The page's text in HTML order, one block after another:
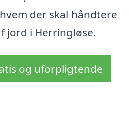
der skal håndtere
jord i Herringløse.
og uforpligtende